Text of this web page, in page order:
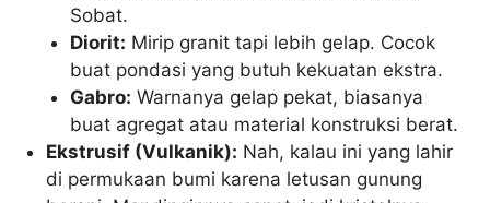
Sobat.
Diorit: Mirip granit tapi lebih gelap. Cocok
buat pondasi yang butuh kekuatan ekstra.
Gabro: Warnanya gelap pekat, biasanya
buat agregat atau material konstruksi berat.
Ekstrusif (Vulkanik): Nah, kalau ini yang lahir
di permukaan bumi karena letusan gunung